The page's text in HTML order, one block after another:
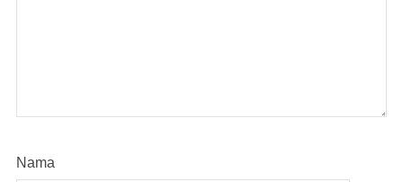
Nama